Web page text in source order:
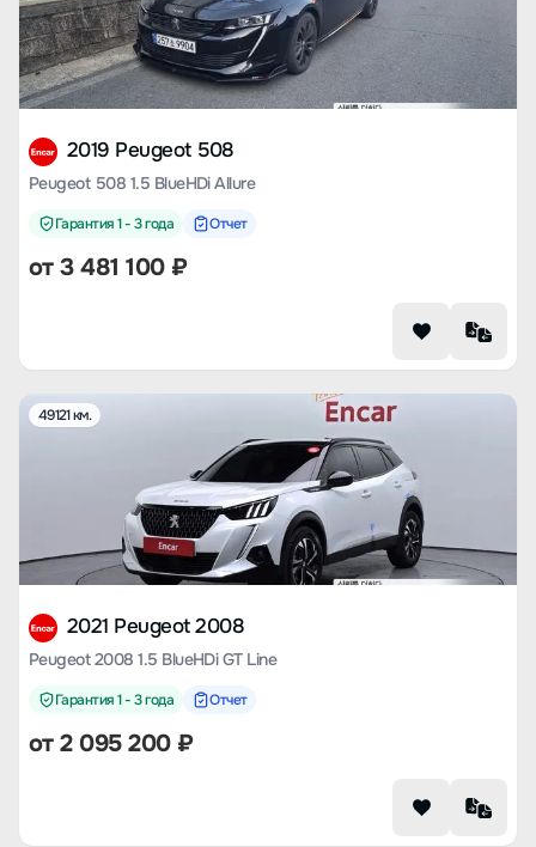
2019 Peugeot 508
Peugeot 508 1.5 BlueHDi Allure
Гарантия 1 - 3 года Отчет
от3 481 100₽
49121 км.
2021 Peugeot 2008
Peugeot 2008 1.5 BlueHDi GT Line
Гарантия 1 - 3 года Отчет
от2 095 200₽